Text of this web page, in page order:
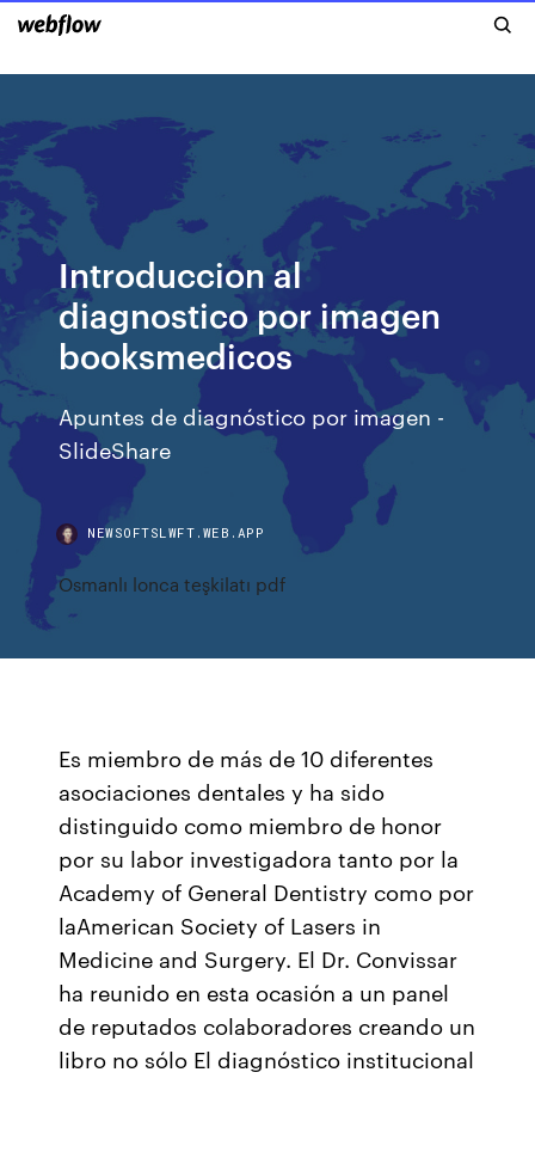
Introduccion al
diagnostico por imagen
booksmedicos
Apuntes de diagnóstico por imagen -
SlideShare
NEWSOFTSLWFT.WEB.APP
Osmanlı lonca teşkilatı pdf
Es miembro de más de 10 diferentes
asociaciones dentales y ha sido
distinguido como miembro de honor
por su labor investigadora tanto por la
Academy of General Dentistry como por
laAmerican Society of Lasers in
Medicine and Surgery. El Dr. Convissar
ha reunido en esta ocasión a un panel
de reputados colaboradores creando un
libro no sólo El diagnóstico institucional